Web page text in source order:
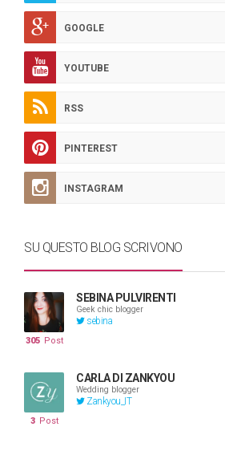
GOOGLE
YOUTUBE
RSS
PINTEREST
INSTAGRAM
SU QUESTO BLOG SCRIVONO
SEBINA PULVIRENTI
Geek chic blogger
sebina
305 Post
CARLA DI ZANKYOU
Wedding blogger
Zankyou_IT
3 Post